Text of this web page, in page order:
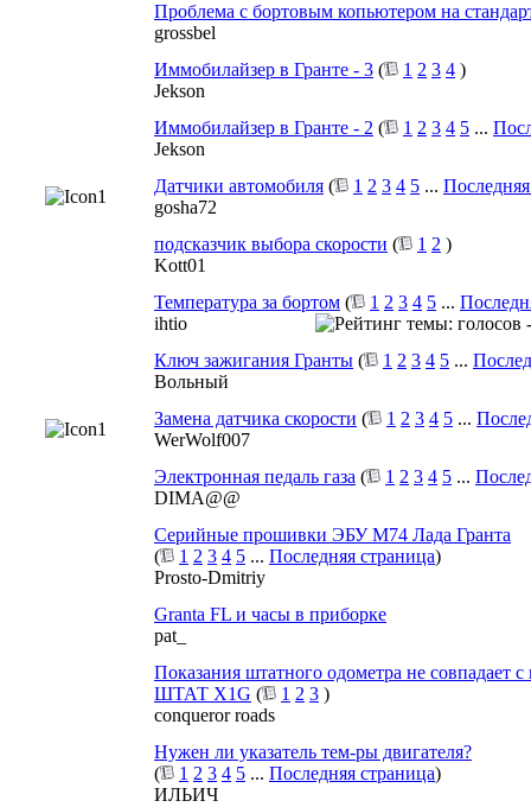
Проблема с бортовым копьютером на
grossbel
Иммобилайзер в Гранте - 3 ( 1 2 3 4 )
Jekson
Иммобилайзер в Гранте - 2 ( 1 2 3 4 5 ...
Jekson
Датчики автомобиля ( 1 2 3 4 5 ...
gosha72
подсказчик выбора скорости ( 1 2 )
Kott01
Температура за бортом ( 1 2 3 4 5 ...
ihtio
Ключ зажигания Гранты ( 1 2 3 4 5 ...
Вольный
Замена датчика скорости ( 1 2 3 4 5 ...
WerWolf007
Электронная педаль газа ( 1 2 3 4 5 ...
DIMA@@
Серийные прошивки ЭБУ М74 Лада Гранта
(
1 2 3 4 5 ... Последняя страница)
Prosto-Dmitriy
Granta FL и часы в приборке
pat_
Показания штатного одометра не совпадает
ШТАТ Х1G ( 1 2 3 )
conqueror roads
Нужен ли указатель тем-ры двигателя?
(
1 2 3 4 5 ... Последняя страница)
ИЛЬИЧ